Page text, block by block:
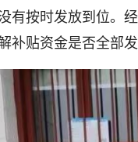
有按时发放到位。
补贴资金是否全部